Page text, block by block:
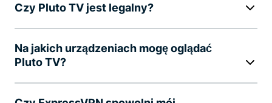
Czy Pluto TV jest legalny?
Na jakich urządzeniach mogę oglądać
Pluto TV?